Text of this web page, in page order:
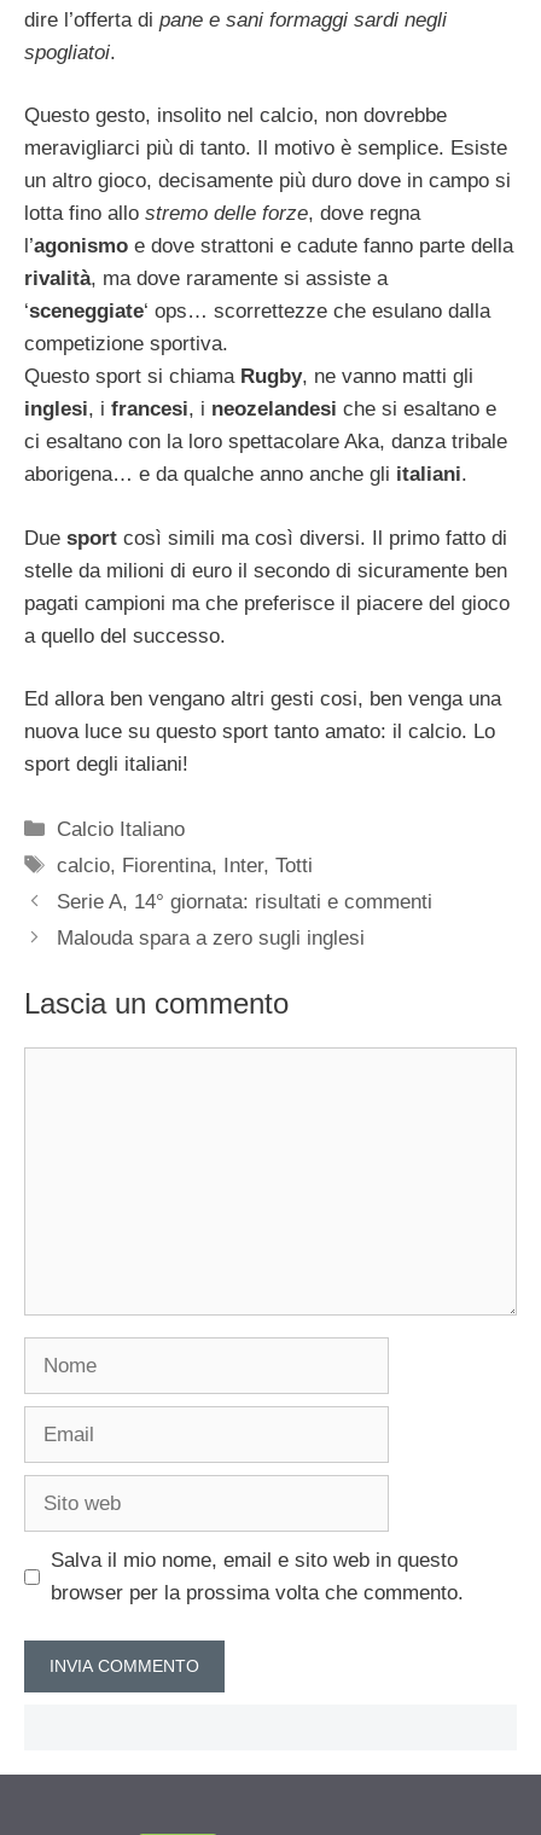
dire l’offerta di pane e sani formaggi sardi negli
spogliatoi.
Questo gesto, insolito nel calcio, non dovrebbe
meravigliarci più di tanto. Il motivo è semplice. Esiste
un altro gioco, decisamente più duro dove in campo si
lotta fino allo stremo delle forze, dove regna
l’agonismo e dove strattoni e cadute fanno parte della
rivalità, ma dove raramente si assiste a
‘sceneggiate‘ ops… scorrettezze che esulano dalla
competizione sportiva.
Questo sport si chiama Rugby, ne vanno matti gli
inglesi, i francesi, i neozelandesi che si esaltano e
ci esaltano con la loro spettacolare Aka, danza tribale
aborigena… e da qualche anno anche gli italiani.
Due sport così simili ma così diversi. Il primo fatto di
stelle da milioni di euro il secondo di sicuramente ben
pagati campioni ma che preferisce il piacere del gioco
a quello del successo.
Ed allora ben vengano altri gesti cosi, ben venga una
nuova luce su questo sport tanto amato: il calcio. Lo
sport degli italiani!
Categorie
Calcio Italiano
Tag
calcio, Fiorentina, Inter,Totti
Serie A, 14° giornata: risultati e commenti
Malouda spara a zero sugli inglesi
Lascia un commento
Nome
Email
Sito
Salva il mio nome, email e sito web in questo
browser per la prossima volta che commento.